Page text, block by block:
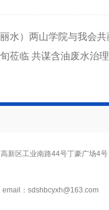
水）两山学院与我会
莅临 共谋含油废水治
新区工业南路44号丁豪广场4号
： sdshbcyxh@163.com